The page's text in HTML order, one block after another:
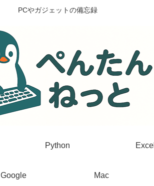
PCやガジェットの備忘録
Python Excel
Google Mac